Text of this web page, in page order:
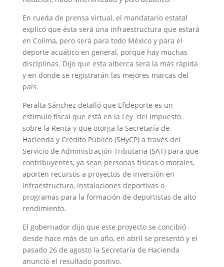
En rueda de prensa virtual, el mandatario estatal
explicó que ésta será una infraestructura que estará
en Colima, pero será para todo México y para el
deporte acuático en general, porque hay muchas
disciplinas. Dijo que esta alberca será la más rápida
y en donde se registrarán las mejores marcas del
país.
Peralta Sánchez detalló que Efideporte es un
estímulo fiscal que está en la Ley del Impuesto
sobre la Renta y que otorga la Secretaría de
Hacienda y Crédito Público (SHyCP) a través del
Servicio de Administración Tributaria (SAT) para que
contribuyentes, ya sean personas físicas o morales,
aporten recursos a proyectos de inversión en
infraestructura, instalaciones deportivas o
programas para la formación de deportistas de alto
rendimiento.
El gobernador dijo que este proyecto se concibió
desde hace más de un año, en abril se presentó y el
pasado 26 de agosto la Secretaría de Hacienda
anunció el resultado positivo.